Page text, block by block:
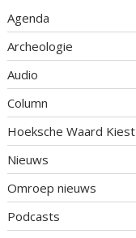
Agenda
Archeologie
Audio
Column
Hoeksche Waard Kiest
Nieuws
Omroep nieuws
Podcasts